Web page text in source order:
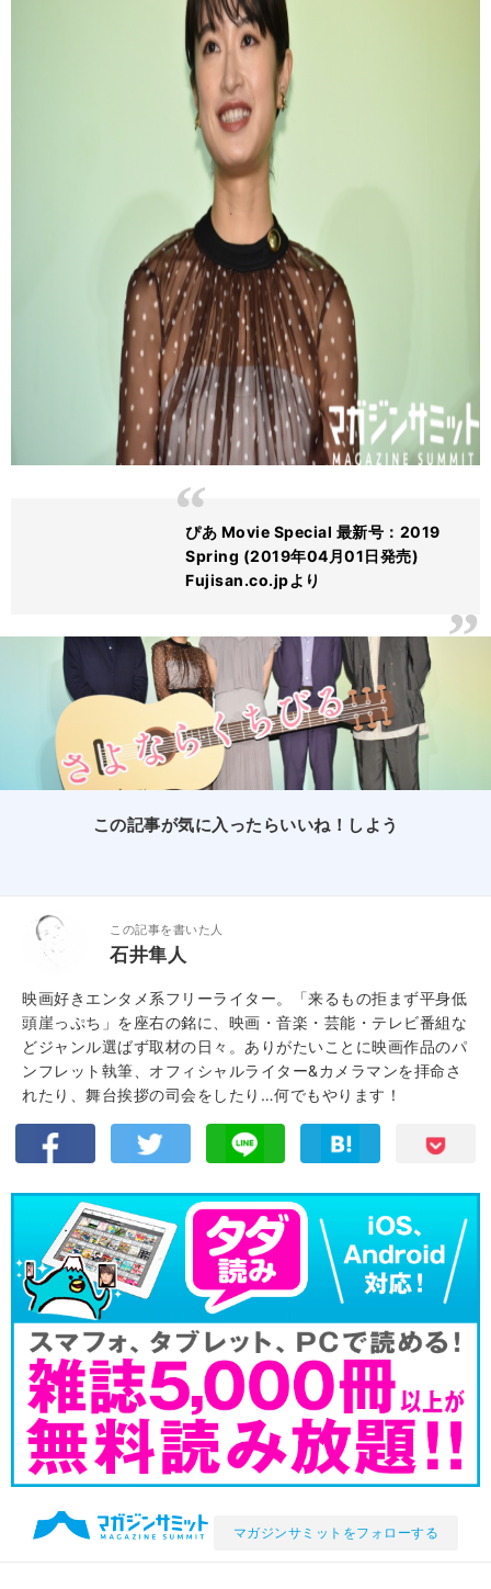
ぴあ Movie Special 最新号：2019
Spring (2019年04月01日発売)
Fujisan.co.jpより
この記事が気に入ったらいいね！しよう
この記事を書いた人
石井隼人
映画好きエンタメ系フリーライター。「来るもの拒まず平身低
頭崖っぷち」を座右の銘に、映画・音楽・芸能・テレビ番組な
どジャンル選ばず取材の日々。ありがたいことに映画作品のパ
ンフレット執筆、オフィシャルライター&カメラマンを拝命さ
れたり、舞台挨拶の司会をしたり…何でもやります！
マガジンサミットをフォローする